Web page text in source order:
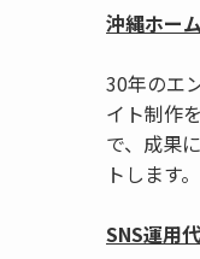
沖縄ホー
30年のエ
イト制作
で、成果
トします。
SNS運用